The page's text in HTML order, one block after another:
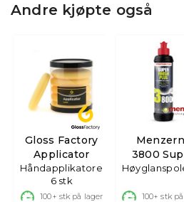
Andre kjøpte også
Gloss Factory
Applicator
Håndapplikatorer,
6 stk
100+ stk på lager
3800
Finish
100+ stk